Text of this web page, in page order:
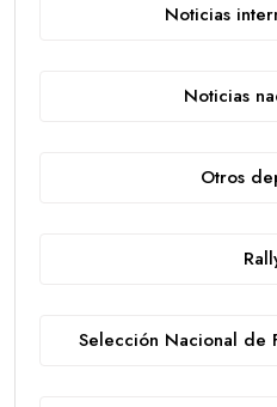
Noticias
Noticias
Otros
Selección Nacional de